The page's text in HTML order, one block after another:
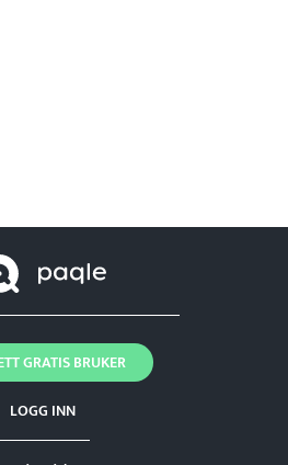
LOGG INN
GRATIS BRUKER